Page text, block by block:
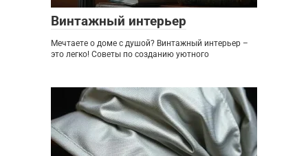
Винтажный интерьер
Мечтаете о доме с душой? Винтажный интерьер –
это легко! Советы по созданию уютного